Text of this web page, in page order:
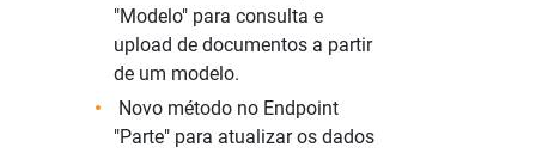
"Modelo" para consulta e
upload de documentos a partir
de um modelo.
Novo método no Endpoint
"Parte" para atualizar os dados